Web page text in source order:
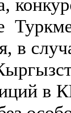
в
в